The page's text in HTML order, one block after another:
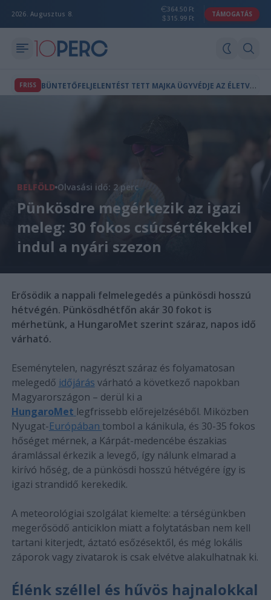
2026. Augusztus 8.
364.50 Ft
315.99 Ft
TÁMOGATÁS
FRISS B
ÜNTETŐFELJELENTÉST TETT MAJKA ÜGYVÉDJE AZ ÉLETVESZÉLYES FENYEGETÉS MIATT
BELFÖLD Olvasási idő: 2 perc
Pünkösdre megérkezik az igazi
meleg: 30 fokos csúcsértékekkel
indul a nyári szezon
Erősödik a nappali felmelegedés a pünkösdi hosszú
hétvégén. Pünkösdhétfőn akár 30 fokot is
mérhetünk, a HungaroMet szerint száraz, napos idő
várható.
Eseménytelen, nagyrészt száraz és folyamatosan
melegedő időjárás várható a következő napokban
Magyarországon – derül ki a
HungaroMet legfrissebb előrejelzéséből. Miközben
Nyugat-Európában tombol a kánikula, és 30-35 fokos
hőséget mérnek, a Kárpát-medencébe északias
áramlással érkezik a levegő, így nálunk elmarad a
kirívó hőség, de a pünkösdi hosszú hétvégére így is
igazi strandidő kerekedik.
A meteorológiai szolgálat kiemelte: a térségünkben
megerősödő anticiklon miatt a folytatásban nem kell
tartani kiterjedt, áztató esőzésektől, és még lokális
záporok vagy zivatarok is csak elvétve alakulhatnak ki.
Élénk széllel és hűvös hajnalokkal